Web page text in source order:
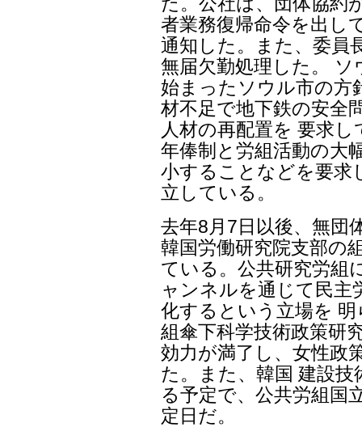
者業務復帰命令を出し
通知した。また、委員
無届欠勤処理した。
始まったソウル市の方
材不足で地下鉄の安全
人材の再配置を 要求
年俸制と労組活動の大
小することなどを要求
立している。
去年8月7日以後、無団
韓国労働研究院支部の
ている。公共研究労組
ャンネルを通じて民主
化するという立場を
組傘下科学技術政策研
効力が満了し、女性政
た。また、韓国 建設
る予定で、公共労組国
定日だ。